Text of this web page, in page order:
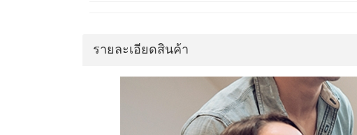
รายละเอียดสินค้า